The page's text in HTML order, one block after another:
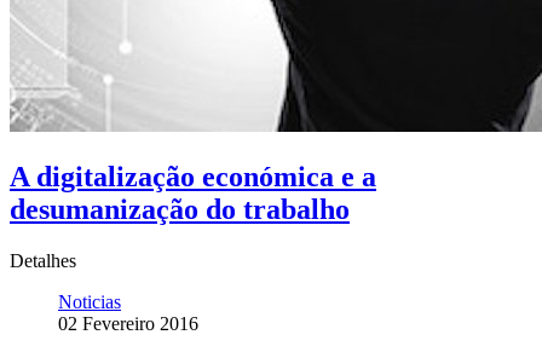
A digitalização económica e a
desumanização do trabalho
Detalhes
Noticias
02 Fevereiro 2016